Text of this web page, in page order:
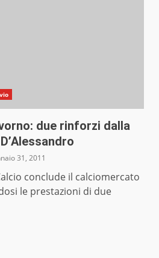
due rinforzi dalla
31, 2011
conclude il calciomercato
le prestazioni di due